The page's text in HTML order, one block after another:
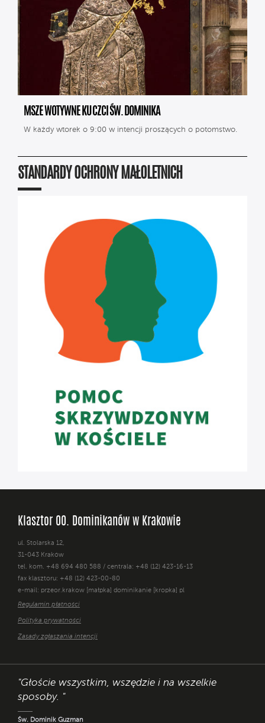
MSZE WOTYWNE KU CZCI ŚW. DOMINIKA
W każdy wtorek o 9:00 w intencji proszących o potomstwo.
STANDARDY OCHRONY MAŁOLETNICH
Klasztor OO. Dominikanów w Krakowie
ul. Stolarska 12,
31-043 Kraków
tel. kom. +48 694 480 588 / centrala: +48 (12) 423-16-13
fax klasztoru: +48 (12) 423-00-80
e-mail: przeor.krakow [małpka] dominikanie [kropka] pl
Regulamin płatności
Polityka prywatności
Zasady zgłaszania intencji
"Głoście wszystkim, wszędzie i na wszelkie
sposoby. "
Św. Dominik Guzman